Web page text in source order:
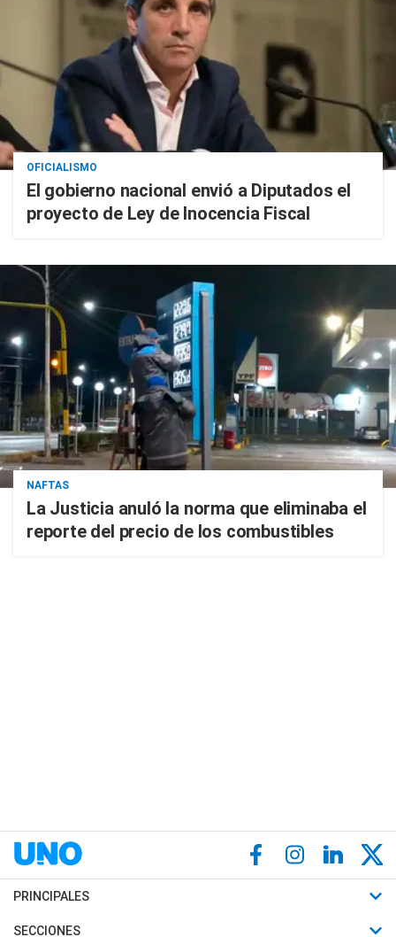
OFICIALISMO
El gobierno nacional envió a Diputados el
proyecto de Ley de Inocencia Fiscal
NAFTAS
La Justicia anuló la norma que eliminaba el
reporte del precio de los combustibles
PRINCIPALES
Últimas Noticias
SECCIONES